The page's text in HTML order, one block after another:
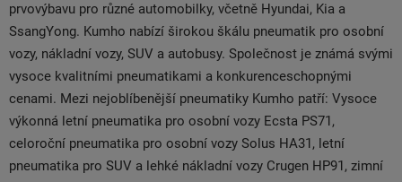
prvovýbavu pro různé automobilky, včetně Hyundai, Kia a
SsangYong. Kumho nabízí širokou škálu pneumatik pro osobní
vozy, nákladní vozy, SUV a autobusy. Společnost je známá svými
vysoce kvalitními pneumatikami a konkurenceschopnými
cenami. Mezi nejoblíbenější pneumatiky Kumho patří: Vysoce
výkonná letní pneumatika pro osobní vozy Ecsta PS71,
celoroční pneumatika pro osobní vozy Solus HA31, letní
pneumatika pro SUV a lehké nákladní vozy Crugen HP91, zimní